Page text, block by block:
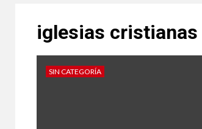
iglesias
SIN CATEGORÍA